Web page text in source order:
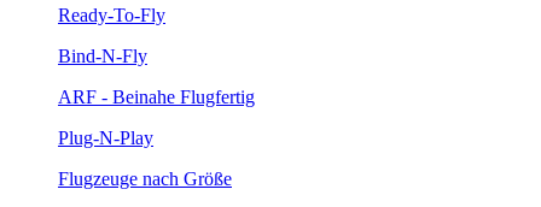
Ready-To-Fly
Bind-N-Fly
ARF - Beinahe Flugfertig
Plug-N-Play
Flugzeuge nach Größe